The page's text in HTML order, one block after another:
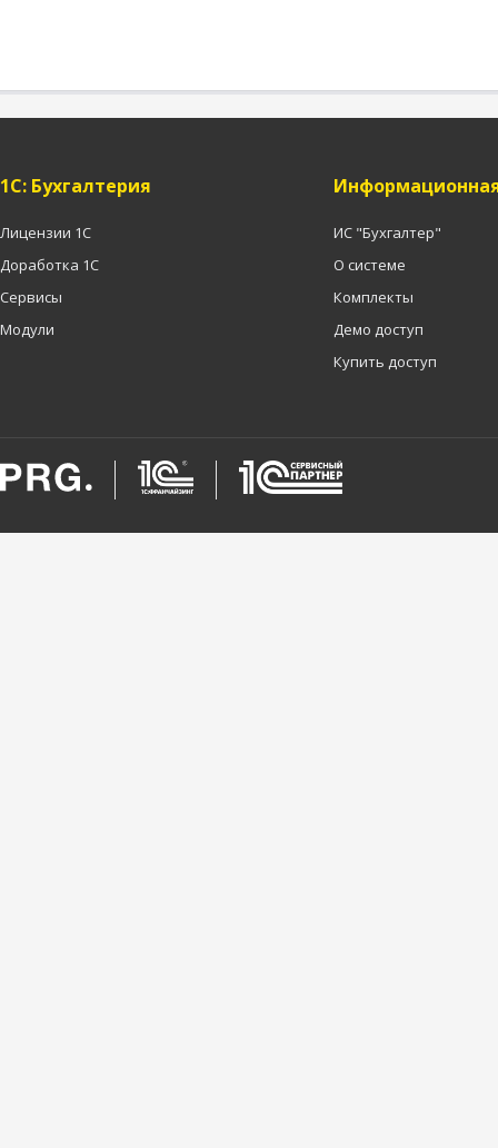
1C: Бухгалтерия
Лицензии 1С
Доработка 1С
Сервисы
Модули
ИС "Бухгалтер"
О системе
Комплекты
Демо доступ
Купить доступ